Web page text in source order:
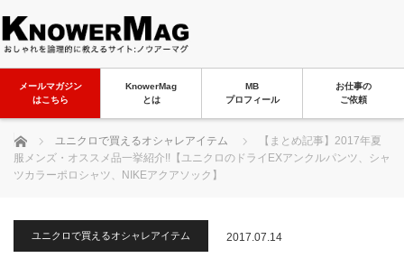
メールマガジン
はこちら
KnowerMag
とは
MB
プロフィール
お仕事の
ご依頼
ホーム ユニクロで買えるオシャレアイテム
【まとめ記事】2017年夏
服メンズ・オススメ品一挙紹介!!【ユニクロのドライEXアンクルパンツ、シャ
ツカラーポロシャツ、NIKEアクアソック】
ユニクロで買えるオシャレアイテム 2017.07.14